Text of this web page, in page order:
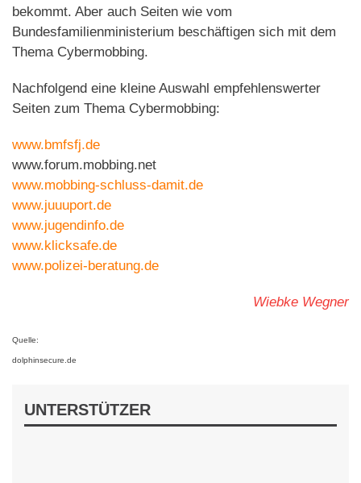
bekommt. Aber auch Seiten wie vom
Bundesfamilienministerium beschäftigen sich mit dem
Thema Cybermobbing.
Nachfolgend eine kleine Auswahl empfehlenswerter
Seiten zum Thema Cybermobbing:
www.bmfsfj.de
www.forum.mobbing.net
www.mobbing-schluss-damit.de
www.juuuport.de
www.jugendinfo.de
www.klicksafe.de
www.polizei-beratung.de
Wiebke Wegner
Quelle:
dolphinsecure.de
UNTERSTÜTZER